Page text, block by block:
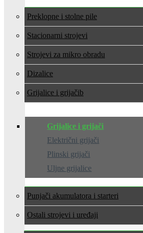
Preklopne i stolne pile
Stacionarni strojevi
Strojevi za mikro obradu
Dizalice
Grijalice i grijači
Grijalice i grijači
Električni grijači
Plinski grijači
Uljne grijalice
Punjači akumulatora i starteri
Ostali strojevi i uređaji